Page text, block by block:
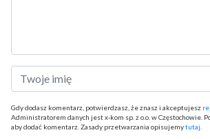
Gdy dodasz komentarz, potwierdzasz, że znasz i akceptujesz
Administratorem danych jest x-kom sp. z o.o. w Częstochowie.
aby dodać komentarz. Zasady przetwarzania opisujemytutaj